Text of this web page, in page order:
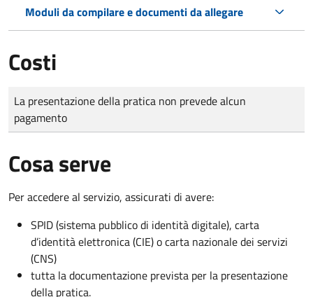
Moduli da compilare e documenti da allegare
Costi
Tipo di pagamento
Importo
La presentazione della pratica non prevede alcun
pagamento
Cosa serve
Per accedere al servizio, assicurati di avere:
SPID (sistema pubblico di identità digitale), carta
d’identità elettronica (CIE) o carta nazionale dei servizi
(CNS)
tutta la documentazione prevista per la presentazione
della pratica.